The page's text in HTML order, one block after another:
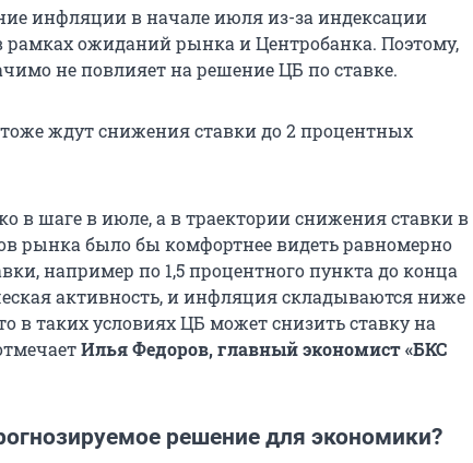
инфляции в начале июля из-за индексации
рамках ожиданий рынка и Центробанка. Поэтому,
не повлияет на решение ЦБ по ставке.
ждут снижения ставки до 2 процентных
в шаге в июле, а в траектории снижения ставки в
рынка было бы комфортнее видеть равномерно
например по 1,5 процентного пункта до конца
активность, и инфляция складываются ниже
в таких условиях ЦБ может снизить ставку на
Илья Федоров, главный экономист «БКС
решение для экономики?